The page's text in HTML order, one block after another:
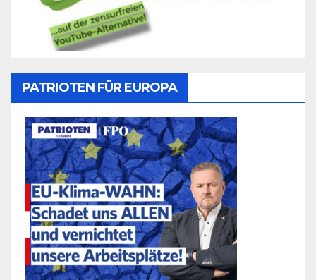
PATRIOTEN FÜR EUROPA